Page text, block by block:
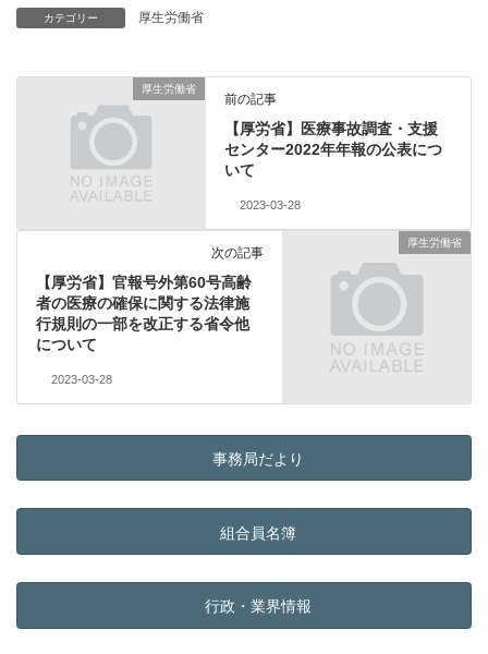
カテゴリー 厚生労働省
厚生労働省
前の記事
【厚労省】医療事故調査・支援
センター2022年年報の公表につ
いて
2023-03-28
厚生労働省
次の記事
【厚労省】官報号外第60号高齢
者の医療の確保に関する法律施
行規則の一部を改正する省令他
について
2023-03-28
事務局だより
組合員名簿
行政・業界情報